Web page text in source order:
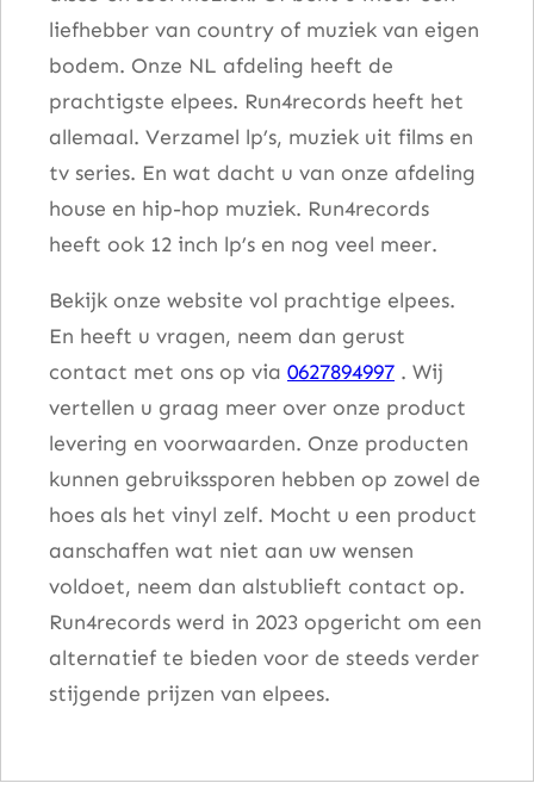
liefhebber van country of muziek van eigen
bodem. Onze NL afdeling heeft de
prachtigste elpees. Run4records heeft het
allemaal. Verzamel lp’s, muziek uit films en
tv series. En wat dacht u van onze afdeling
house en hip-hop muziek. Run4records
heeft ook 12 inch lp’s en nog veel meer.
Bekijk onze website vol prachtige elpees.
En heeft u vragen, neem dan gerust
contact met ons op via 0627894997 . Wij
vertellen u graag meer over onze product
levering en voorwaarden. Onze producten
kunnen gebruikssporen hebben op zowel de
hoes als het vinyl zelf. Mocht u een product
aanschaffen wat niet aan uw wensen
voldoet, neem dan alstublieft contact op.
Run4records werd in 2023 opgericht om een
alternatief te bieden voor de steeds verder
stijgende prijzen van elpees.